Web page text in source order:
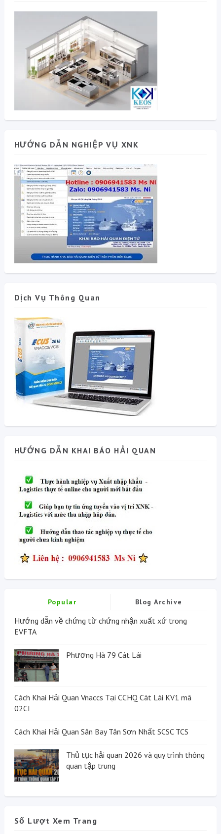
HƯỚNG DẪN NGHIỆP VỤ XNK
Dịch Vụ Thông Quan
HƯỚNG DẪN KHAI BÁO HẢI QUAN
Popular Blog Archive
Hướng dẫn về chứng từ chứng nhận xuất xứ trong
EVFTA
Phương Hà 79 Cát Lái
Cách Khai Hải Quan Vnaccs Tại CCHQ Cát Lái KV1 mã
02CI
Cách Khai Hải Quan Sân Bay Tân Sơn Nhất SCSC TCS
Thủ tục hải quan 2026 và quy trình thông
quan tập trung
Số Lượt Xem Trang